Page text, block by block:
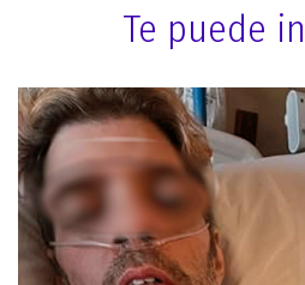
Te puede